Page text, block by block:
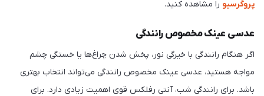
پروگرسیو را مشاهده کنید.
عدسی عینک مخصوص رانندگی
اگر هنگام رانندگی با خیرگی نور، پخش شدن چراغ‌ها یا خستگی چشم
مواجه هستید، عدسی عینک مخصوص رانندگی می‌تواند انتخاب بهتری
باشد. برای رانندگی شب، آنتی رفلکس قوی اهمیت زیادی دارد. برای